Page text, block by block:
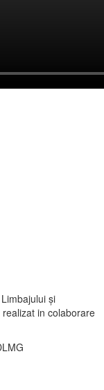
și
in colaborare